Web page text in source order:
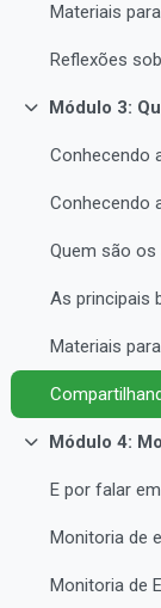
Reflexões
Contrair
Contrair
E por falar